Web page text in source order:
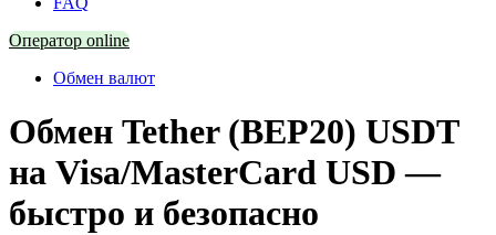
Оператор online
Обмен валют
Обмен Tether (BEP20) USDT
на Visa/MasterCard USD —
быстро и безопасно